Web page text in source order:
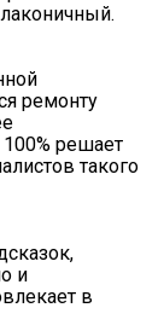
ремонту
решает
такого
и
в